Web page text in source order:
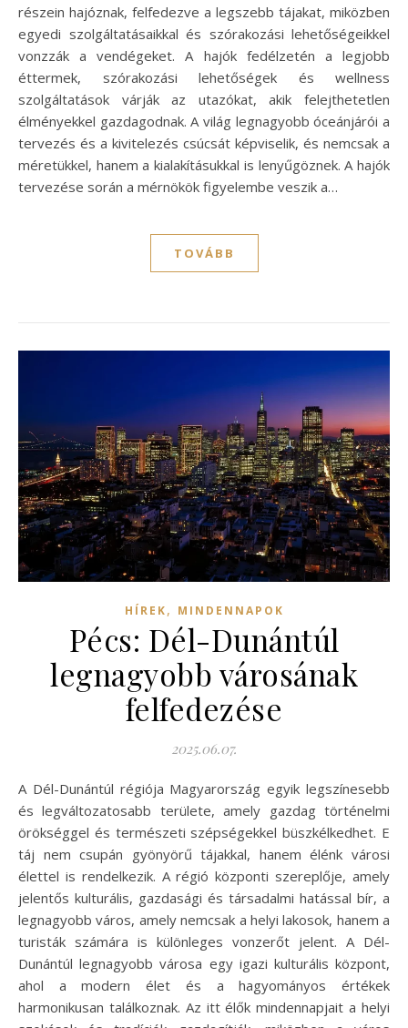
részein hajóznak, felfedezve a legszebb tájakat, miközben
egyedi szolgáltatásaikkal és szórakozási lehetőségeikkel
vonzzák a vendégeket. A hajók fedélzetén a legjobb
éttermek, szórakozási lehetőségek és wellness
szolgáltatások várják az utazókat, akik felejthetetlen
élményekkel gazdagodnak. A világ legnagyobb óceánjárói a
tervezés és a kivitelezés csúcsát képviselik, és nemcsak a
méretükkel, hanem a kialakításukkal is lenyűgöznek. A hajók
tervezése során a mérnökök figyelembe veszik a…
TOVÁBB
HÍREK, MINDENNAPOK
Pécs: Dél-Dunántúl
legnagyobb városának
felfedezése
2025.06.07.
A Dél-Dunántúl régiója Magyarország egyik legszínesebb
és legváltozatosabb területe, amely gazdag történelmi
örökséggel és természeti szépségekkel büszkélkedhet. E
táj nem csupán gyönyörű tájakkal, hanem élénk városi
élettel is rendelkezik. A régió központi szereplője, amely
jelentős kulturális, gazdasági és társadalmi hatással bír, a
legnagyobb város, amely nemcsak a helyi lakosok, hanem a
turisták számára is különleges vonzerőt jelent. A Dél-
Dunántúl legnagyobb városa egy igazi kulturális központ,
ahol a modern élet és a hagyományos értékek
harmonikusan találkoznak. Az itt élők mindennapjait a helyi